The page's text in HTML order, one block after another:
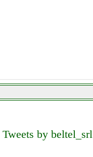
Tweets by beltel_srl